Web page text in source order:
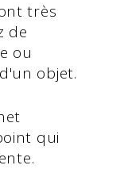
très
de
ou
objet.
qui